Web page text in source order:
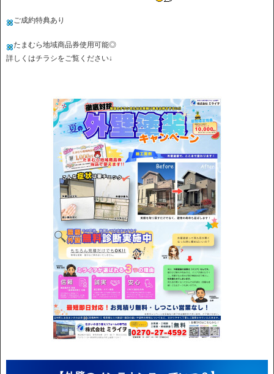
ご成約特典あり
たまむら地域商品券使用可能◎
詳しくはチラシをご覧ください↓